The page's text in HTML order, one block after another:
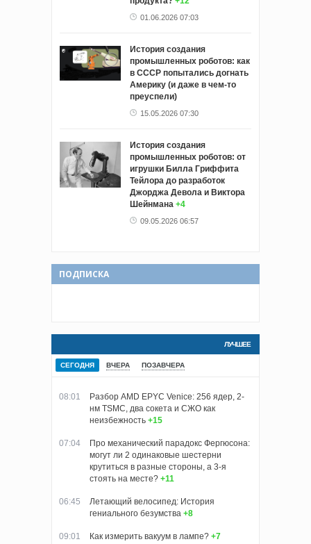
01.06.2026 07:03
История создания
промышленных роботов: как
в СССР попытались догнать
Америку (и даже в чем-то
преуспели)
15.05.2026 07:30
История создания
промышленных роботов: от
игрушки Билла Гриффита
Тейлора до разработок
Джорджа Девола и Виктора
Шейнмана +4
09.05.2026 06:57
ПОДПИСКА
ЛУЧШЕЕ
СЕГОДНЯ ВЧЕРА ПОЗАВЧЕРА
08:01
Разбор AMD EPYC Venice: 256 ядер, 2-
нм TSMC, два сокета и СЖО как
неизбежность +15
07:04
Про механический парадокс Фергюсона:
могут ли 2 одинаковые шестерни
крутиться в разные стороны, а 3-я
стоять на месте? +11
06:45
Летающий велосипед: История
гениального безумства +8
09:01 Как измерить вакуум в лампе? +7